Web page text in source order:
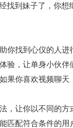
找到妹子了，你
你找到心仪的人进
验，让单身小伙伴
果你喜欢视频聊天
，让你以不同的方
匹配符合条件的用